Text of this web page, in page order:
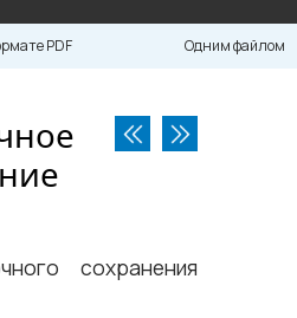
PDF Одним файлом
сохранения